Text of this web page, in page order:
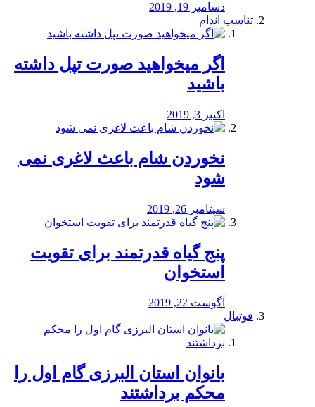
دسامبر 19, 2019
تناسب اندام
اگر میخواهید صورت تپل داشته
باشید
اکتبر 3, 2019
نخوردن شام باعث لاغری نمی
‌شود
سپتامبر 26, 2019
پنج گیاه قدرتمند برای تقویت
استخوان
آگوست 22, 2019
فوتبال
بانوان استان البرزی گام اول را
محكم برداشتند